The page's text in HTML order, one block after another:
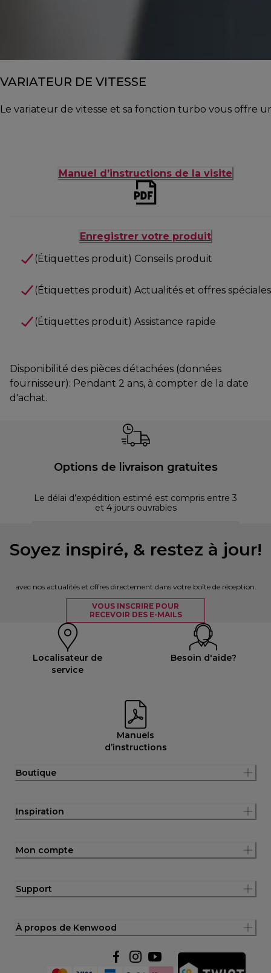
VARIATEUR DE VITESSE
Le variateur de vitesse et sa fonction turbo vous offre
Manuel d’instructions de la visite
Enregistrer votre produit
(Étiquettes produit) Conseils produit
(Étiquettes produit) Actualités et offres spéciales
(Étiquettes produit) Assistance rapide
Disponibilité des pièces détachées (données
fournisseur): Pendant 2 ans, à compter de la date
d'achat.
Options de livraison gratuites
Le délai d’expédition estimé est compris entre 3
et 4 jours ouvrables
Soyez inspiré, & restez à jour!
avec nos actualités et offres directement dans votre boîte de réception.
VOUS INSCRIRE POUR
RECEVOIR DES E-MAILS
Localisateur de
service
Besoin d'aide?
Manuels
d’instructions
Boutique
Inspiration
Mon compte
Support
À propos de Kenwood